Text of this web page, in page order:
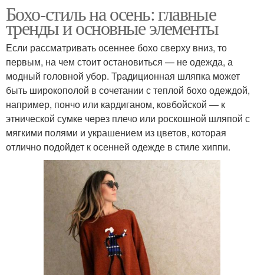
Бохо-стиль на осень: главные
тренды и основные элементы
Если рассматривать осеннее бохо сверху вниз, то
первым, на чем стоит остановиться — не одежда, а
модный головной убор. Традиционная шляпка может
быть широкополой в сочетании с теплой бохо одеждой,
например, пончо или кардиганом, ковбойской — к
этнической сумке через плечо или роскошной шляпой с
мягкими полями и украшением из цветов, которая
отлично подойдет к осенней одежде в стиле хиппи.